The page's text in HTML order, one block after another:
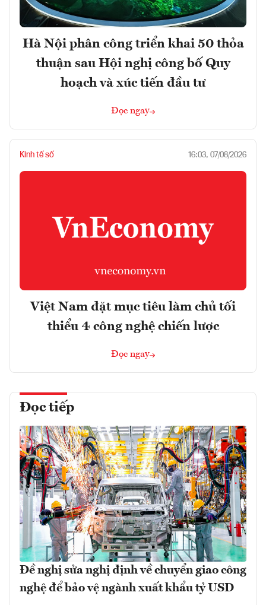
Hà Nội phân công triển khai 50 thỏa
thuận sau Hội nghị công bố Quy
hoạch và xúc tiến đầu tư
Đọc ngay
Kinh tế số 16:03, 07/08/2026
Việt Nam đặt mục tiêu làm chủ tối
thiểu 4 công nghệ chiến lược
Đọc ngay
Đọc tiếp
Đề nghị sửa nghị định về chuyển giao công
nghệ để bảo vệ ngành xuất khẩu tỷ USD